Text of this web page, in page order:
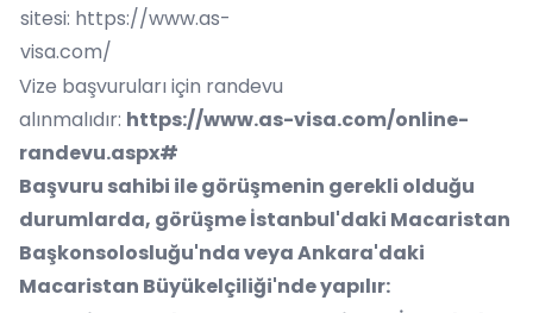
sitesi: https://www.as-
visa.com/
Vize başvuruları için randevu
alınmalıdır: https://www.as-visa.com/online-
randevu.aspx#
Başvuru sahibi ile görüşmenin gerekli olduğu
durumlarda, görüşme İstanbul'daki Macaristan
Başkonsolosluğu'nda veya Ankara'daki
Macaristan Büyükelçiliği'nde yapılır: